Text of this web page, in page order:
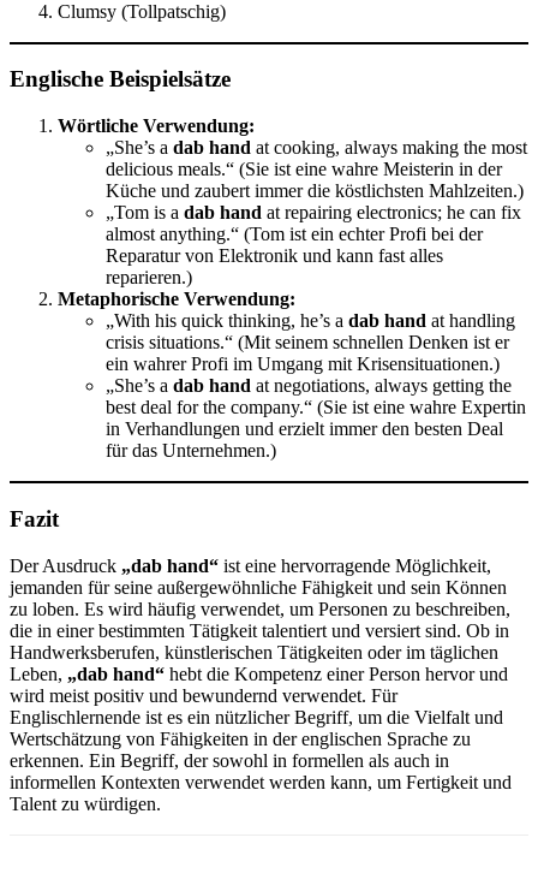
Clumsy (Tollpatschig)
Englische Beispielsätze
Wörtliche Verwendung:
„She’s a dab hand at cooking, always making the most
delicious meals.“ (Sie ist eine wahre Meisterin in der
Küche und zaubert immer die köstlichsten Mahlzeiten.)
„Tom is a dab hand at repairing electronics; he can fix
almost anything.“ (Tom ist ein echter Profi bei der
Reparatur von Elektronik und kann fast alles
reparieren.)
Metaphorische Verwendung:
„With his quick thinking, he’s a dab hand at handling
crisis situations.“ (Mit seinem schnellen Denken ist er
ein wahrer Profi im Umgang mit Krisensituationen.)
„She’s a dab hand at negotiations, always getting the
best deal for the company.“ (Sie ist eine wahre Expertin
in Verhandlungen und erzielt immer den besten Deal
für das Unternehmen.)
Fazit
Der Ausdruck „dab hand“ ist eine hervorragende Möglichkeit,
jemanden für seine außergewöhnliche Fähigkeit und sein Können
zu loben. Es wird häufig verwendet, um Personen zu beschreiben,
die in einer bestimmten Tätigkeit talentiert und versiert sind. Ob in
Handwerksberufen, künstlerischen Tätigkeiten oder im täglichen
Leben, „dab hand“ hebt die Kompetenz einer Person hervor und
wird meist positiv und bewundernd verwendet. Für
Englischlernende ist es ein nützlicher Begriff, um die Vielfalt und
Wertschätzung von Fähigkeiten in der englischen Sprache zu
erkennen. Ein Begriff, der sowohl in formellen als auch in
informellen Kontexten verwendet werden kann, um Fertigkeit und
Talent zu würdigen.